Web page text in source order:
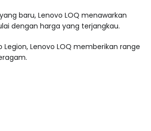
yang baru, Lenovo LOQ menawarkan
dengan harga yang terjangkau.
Legion, Lenovo LOQ memberikan range